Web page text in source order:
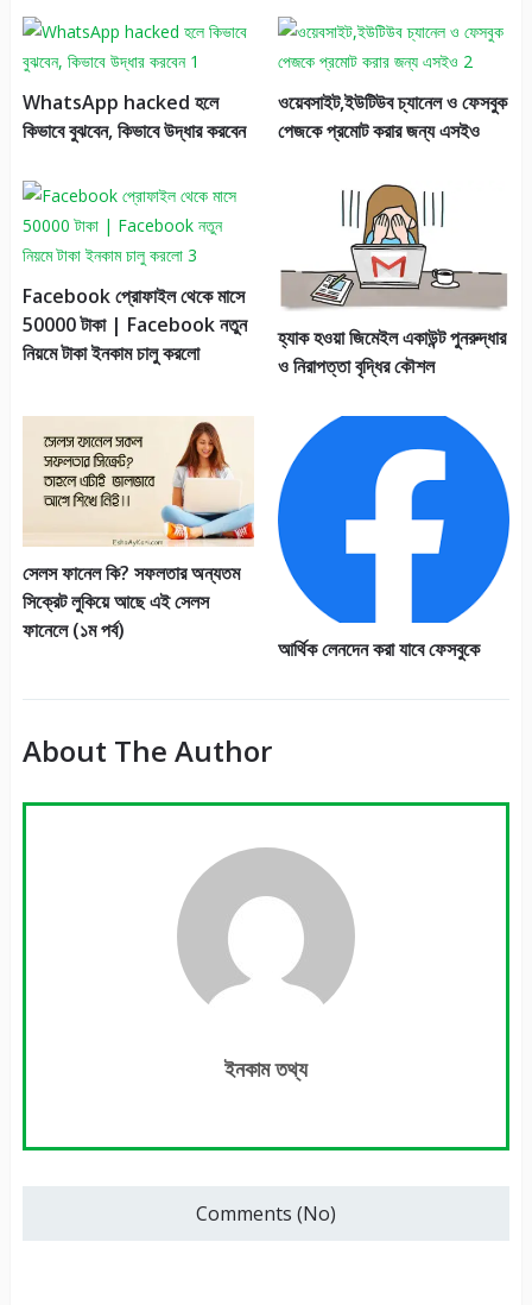
WhatsApp hacked হলে
কিভাবে বুঝবেন, কিভাবে উদ্ধার করবেন
ওয়েবসাইট,ইউটিউব চ্যানেল ও ফেসবুক
পেজকে প্রমোট করার জন্য এসইও
Facebook প্রোফাইল থেকে মাসে
50000 টাকা | Facebook নতুন
নিয়মে টাকা ইনকাম চালু করলো
হ্যাক হওয়া জিমেইল একাউন্ট পুনরুদ্ধার
ও নিরাপত্তা বৃদ্ধির কৌশল
সেলস ফানেল কি? সফলতার অন্যতম
সিক্রেট লুকিয়ে আছে এই সেলস
ফানেলে (১ম পর্ব)
আর্থিক লেনদেন করা যাবে ফেসবুকে
About The Author
ইনকাম তথ্য
Comments (No)